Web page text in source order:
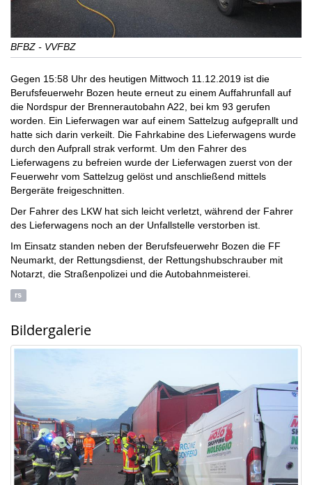
BFBZ - VVFBZ
Gegen 15:58 Uhr des heutigen Mittwoch 11.12.2019 ist die
Berufsfeuerwehr Bozen heute erneut zu einem Auffahrunfall auf
die Nordspur der Brennerautobahn A22, bei km 93 gerufen
worden. Ein Lieferwagen war auf einem Sattelzug aufgeprallt und
hatte sich darin verkeilt. Die Fahrkabine des Lieferwagens wurde
durch den Aufprall strak verformt. Um den Fahrer des
Lieferwagens zu befreien wurde der Lieferwagen zuerst von der
Feuerwehr vom Sattelzug gelöst und anschließend mittels
Bergeräte freigeschnitten.
Der Fahrer des LKW hat sich leicht verletzt, während der Fahrer
des Lieferwagens noch an der Unfallstelle verstorben ist.
Im Einsatz standen neben der Berufsfeuerwehr Bozen die FF
Neumarkt, der Rettungsdienst, der Rettungshubschrauber mit
Notarzt, die Straßenpolizei und die Autobahnmeisterei.
rs
Bildergalerie